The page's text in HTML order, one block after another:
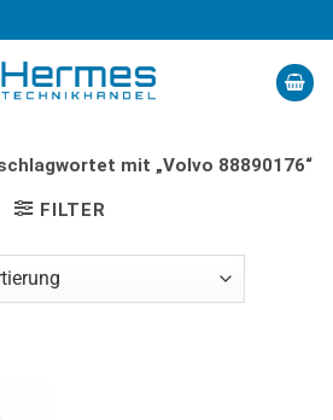
mit „Volvo 88890176“
FILTER